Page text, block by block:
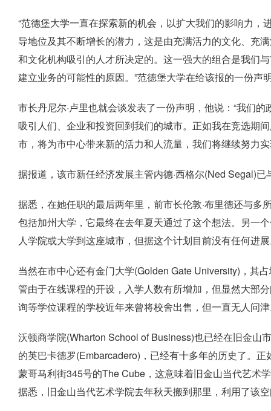
“范德堡大学一直在探索新的机会，以扩大我们的影响力
导地位及其不断增长的潜力，这是由充满活力的文化、充
和文化机构吸引的人才所决定的。这一强大的组合是我们
建立业务的可能性的原因。”范德堡大学在给该报的一份声
市长丹尼尔·卢里也就会谈发表了一份声明，他说：“我们
吸引人们、企业和投资回到我们的城市。正如我在竞选期
市，将为市中心带来新的活力和人流量，我们将继续努力
据报道，该市新任经济发展主管内德·西格尔(Ned Segal)
据悉，在她任职的最后两年里，前市长伦敦·布里德还与
包括加州大学，它最终在去年夏天通过了这个想法。另一
人学院或大学到这座城市，但据这个计划目前没有任何进
当然在市中心还有金门大学(Golden Gate University)，其
管由于在线课程的开设，入学人数有所增加，但显然大部
询等学位课程的学校近年来曾将校舍出售，但一直无人问
沃顿商学院(Wharton School of Business)也已经在旧金山
的英巴卡德罗(Embarcadero)，已经有十多年的历史了。
蒙哥马利街345号的The Cube，这意味着旧金山当代艺术
据悉，旧金山当代艺术学院去年秋天搬到那里，利用了该